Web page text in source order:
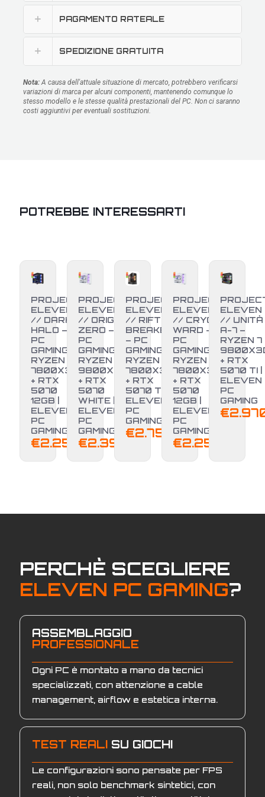
PAGAMENTO RATEALE
SPEDIZIONE GRATUITA
Nota: A causa dell'attuale situazione di mercato, potrebbero verificarsi
variazioni di marca per alcuni componenti, mantenendo comunque lo
stesso modello e le stesse qualità prestazionali del PC. Non ci saranno
costi aggiuntivi per eventuali sostituzioni.
POTREBBE INTERESSARTI
PROJECT
ELEVEN
// DARK
HALO –
PC
GAMING
RYZEN 7
7800X3D
+ RTX
5070
12GB |
ELEVEN
PC
GAMING
€2.250,00
PROJECT
ELEVEN
// ORIGIN
ZERO –
PC
GAMING
RYZEN 7
9800X3D
+ RTX
5070
WHITE |
ELEVEN
PC
GAMING
€2.399,00
NUOVO
PROJECT
ELEVEN
// RIFT
BREAKER
– PC
GAMING
RYZEN 7
7800X3D
+ RTX
5070 TI |
ELEVEN
PC
GAMING
€2.750,00
PROJECT
ELEVEN
// CRYO
WARD –
PC
GAMING
RYZEN 7
7800X3D
+ RTX
5070
12GB |
ELEVEN
PC
GAMING
€2.250,00
ELEVEN
// UNITÀ
A-7 –
RYZEN 7
+ RTX
5070 TI |
ELEVEN
PC
GAMING
€
PERCHÈ SCEGLIERE
ELEVEN PC GAMING?
ASSEMBLAGGIO
PROFESSIONALE
Ogni PC è montato a mano da tecnici
specializzati, con attenzione a cable
management, airflow e estetica interna.
TEST REALI SU GIOCHI
Le configurazioni sono pensate per FPS
reali, non solo benchmark sintetici, con